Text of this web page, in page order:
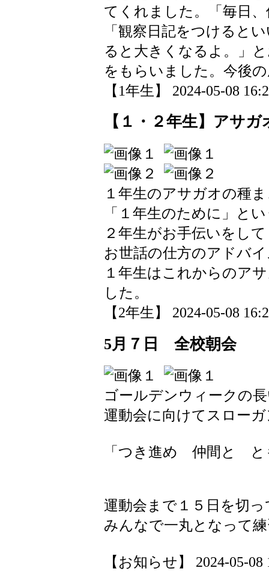
てくれました。「毎日
「観察日記をつけると
ると大きくなるよ。」
をもらいました。今後
【1年生】 2024-05-08
【１・２年生】アサ
１年生のアサガオの種
「１年生のために」と
２年生がお手伝いをし
お世話の仕方のアドバ
１年生はこれからのア
した。
【2年生】 2024-05-08
5月７日 全校朝会
ゴールデンウィークの
運動会に向けてスロー
「つき進め 仲間と
運動会まで１５日を切
みんなで一丸となって
【お知らせ】 2024-05-08